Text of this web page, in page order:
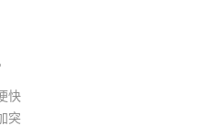
快
突